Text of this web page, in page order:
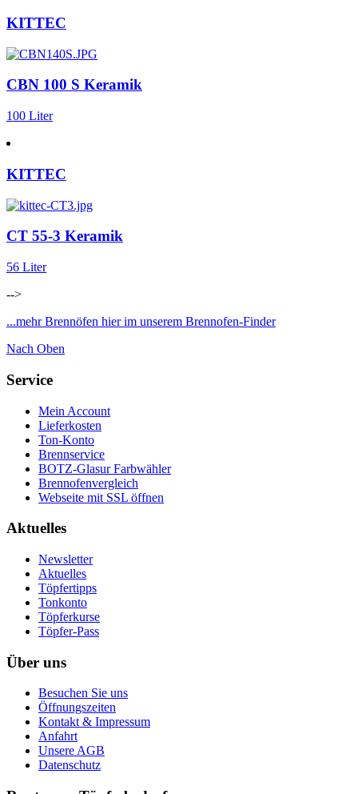
KITTEC
CBN 100 S Keramik
100 Liter
KITTEC
CT 55-3 Keramik
56 Liter
-->
...mehr Brennöfen hier im unserem Brennofen-Finder
Nach Oben
Service
Mein Account
Lieferkosten
Ton-Konto
Brennservice
BOTZ-Glasur Farbwähler
Brennofenvergleich
Webseite mit SSL öffnen
Aktuelles
Newsletter
Aktuelles
Töpfertipps
Tonkonto
Töpferkurse
Töpfer-Pass
Über uns
Besuchen Sie uns
Öffnungszeiten
Kontakt & Impressum
Anfahrt
Unsere AGB
Datenschutz